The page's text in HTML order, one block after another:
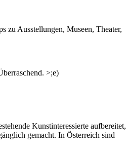
zu Ausstellungen, Museen, Theater,
>;e)
Kunstinteressierte aufbereitet,
gemacht. In Österreich sind